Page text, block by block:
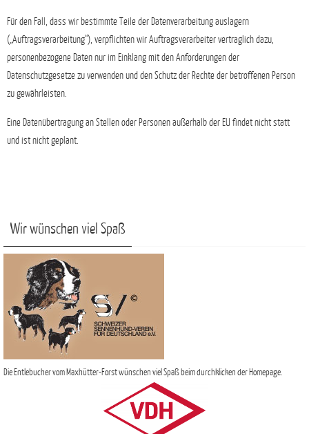
Für den Fall, dass wir bestimmte Teile der Datenverarbeitung auslagern
(„Auftragsverarbeitung“), verpflichten wir Auftragsverarbeiter vertraglich dazu,
personenbezogene Daten nur im Einklang mit den Anforderungen der
Datenschutzgesetze zu verwenden und den Schutz der Rechte der betroffenen Person
zu gewährleisten.
Eine Datenübertragung an Stellen oder Personen außerhalb der EU findet nicht statt
und ist nicht geplant.
Wir wünschen viel Spaß
Die Entlebucher vom Maxhütter-Forst wünschen viel Spaß beim durchklicken der Homepage.